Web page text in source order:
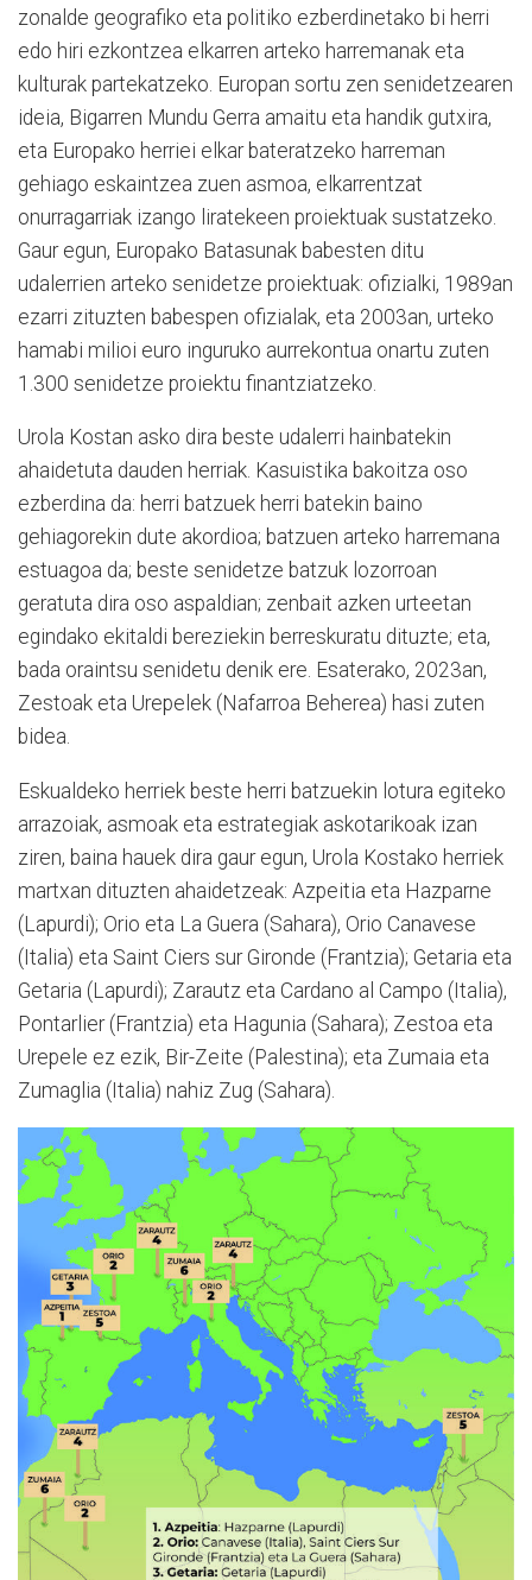
zonalde geografiko eta politiko ezberdinetako bi herri
edo hiri ezkontzea elkarren arteko harremanak eta
kulturak partekatzeko. Europan sortu zen senidetzearen
ideia, Bigarren Mundu Gerra amaitu eta handik gutxira,
eta Europako herriei elkar bateratzeko harreman
gehiago eskaintzea zuen asmoa, elkarrentzat
onurragarriak izango liratekeen proiektuak sustatzeko.
Gaur egun, Europako Batasunak babesten ditu
udalerrien arteko senidetze proiektuak: ofizialki, 1989an
ezarri zituzten babespen ofizialak, eta 2003an, urteko
hamabi milioi euro inguruko aurrekontua onartu zuten
1.300 senidetze proiektu finantziatzeko.
Urola Kostan asko dira beste udalerri hainbatekin
ahaidetuta dauden herriak. Kasuistika bakoitza oso
ezberdina da: herri batzuek herri batekin baino
gehiagorekin dute akordioa; batzuen arteko harremana
estuagoa da; beste senidetze batzuk lozorroan
geratuta dira oso aspaldian; zenbait azken urteetan
egindako ekitaldi bereziekin berreskuratu dituzte; eta,
bada oraintsu senidetu denik ere. Esaterako, 2023an,
Zestoak eta Urepelek (Nafarroa Beherea) hasi zuten
bidea.
Eskualdeko herriek beste herri batzuekin lotura egiteko
arrazoiak, asmoak eta estrategiak askotarikoak izan
ziren, baina hauek dira gaur egun, Urola Kostako herriek
martxan dituzten ahaidetzeak: Azpeitia eta Hazparne
(Lapurdi); Orio eta La Guera (Sahara), Orio Canavese
(Italia) eta Saint Ciers sur Gironde (Frantzia); Getaria eta
Getaria (Lapurdi); Zarautz eta Cardano al Campo (Italia),
Pontarlier (Frantzia) eta Hagunia (Sahara); Zestoa eta
Urepele ez ezik, Bir-Zeite (Palestina); eta Zumaia eta
Zumaglia (Italia) nahiz Zug (Sahara).